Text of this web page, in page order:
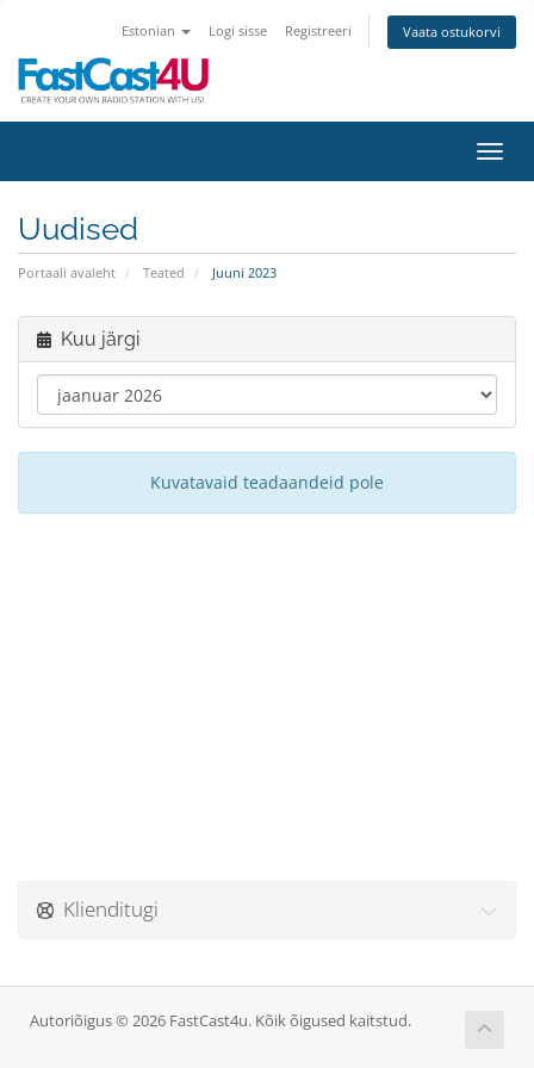
Estonian Logi sisse Registreeri Vaata ostukorvi
Uudised
Portaali avaleht Teated Juuni 2023
Kuu järgi
Kuvatavaid teadaandeid pole
Klienditugi
Autoriõigus © 2026 FastCast4u. Kõik õigused kaitstud.